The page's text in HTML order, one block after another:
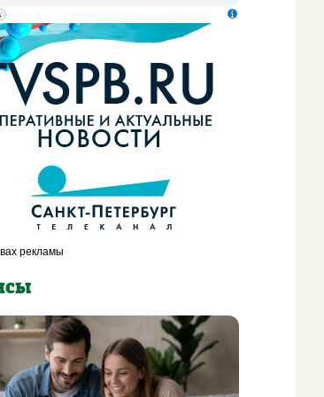
ИНН: 7841320717